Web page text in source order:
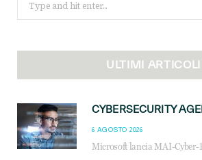
for:
ULTIMI ARTICOLI
6 AGOSTO 2026